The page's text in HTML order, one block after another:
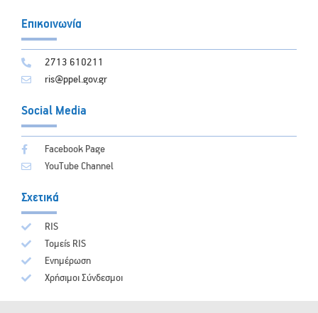
Επικοινωνία
2713 610211
ris@ppel.gov.gr
Social Media
Facebook Page
YouTube Channel
Σχετικά
RIS
Τομείς RIS
Ενημέρωση
Χρήσιμοι Σύνδεσμοι